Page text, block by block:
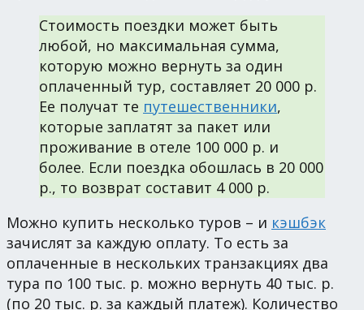
Стоимость поездки может быть
любой, но максимальная сумма,
которую можно вернуть за один
оплаченный тур, составляет 20 000 р.
Ее получат те путешественники,
которые заплатят за пакет или
проживание в отеле 100 000 р. и
более. Если поездка обошлась в 20 000
р., то возврат составит 4 000 р.
Можно купить несколько туров – и кэшбэк
зачислят за каждую оплату. То есть за
оплаченные в нескольких транзакциях два
тура по 100 тыс. р. можно вернуть 40 тыс. р.
(по 20 тыс. р. за каждый платеж). Количество